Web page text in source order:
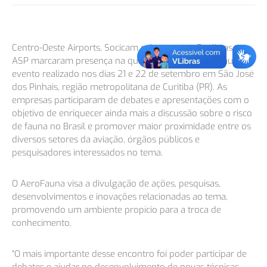
Centro-Oeste Airports, Socicam e Aeroportos Paulistas –
ASP marcaram presença na quarta edição do AeroFauna,
evento realizado nos dias 21 e 22 de setembro em São José
dos Pinhais, região metropolitana de Curitiba (PR). As
empresas participaram de debates e apresentações com o
objetivo de enriquecer ainda mais a discussão sobre o risco
de fauna no Brasil e promover maior proximidade entre os
diversos setores da aviação, órgãos públicos e
pesquisadores interessados no tema.
O AeroFauna visa a divulgação de ações, pesquisas,
desenvolvimentos e inovações relacionadas ao tema,
promovendo um ambiente propício para a troca de
conhecimento.
“O mais importante desse encontro foi poder participar de